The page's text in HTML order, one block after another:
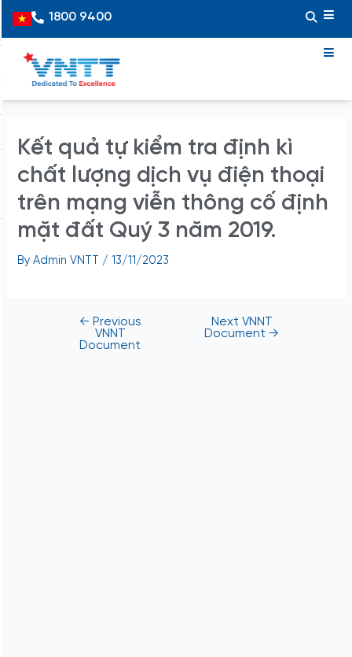
content
Vietnamese
1800 9400
Kết quả tự kiểm tra định kì
chất lượng dịch vụ điện thoại
trên mạng viễn thông cố định
mặt đất Quý 3 năm 2019.
ByAdmin VNTT /13/11/2023
navigation
← Previous
VNNT
Document
Next VNNT
Document →